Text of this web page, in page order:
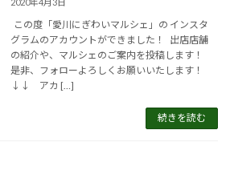
この度「愛川にぎわいマルシェ」の インスタ
グラムのアカウントができました！ 出店店舗
の紹介や、マルシェのご案内を投稿します！
是非、フォローよろしくお願いいたします！
↓↓ アカ […]
続きを読む